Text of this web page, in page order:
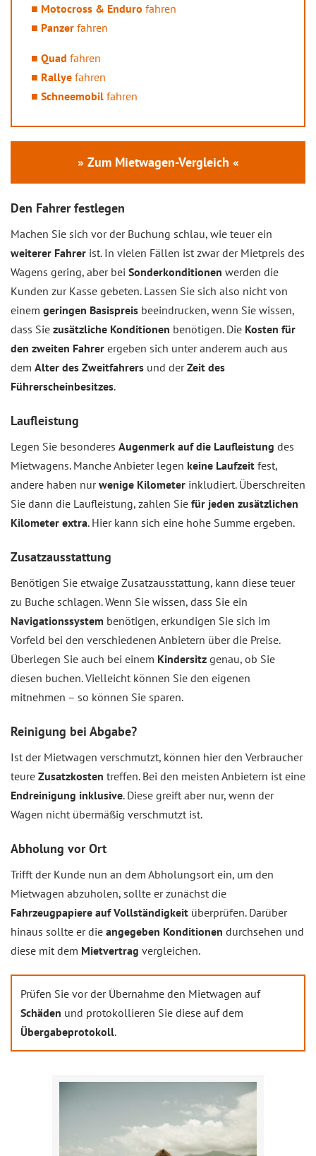
Motocross & Enduro fahren
Panzer fahren
Quad fahren
Rallye fahren
Schneemobil fahren
» Zum Mietwagen-Vergleich «
Den Fahrer festlegen
Machen Sie sich vor der Buchung schlau, wie teuer ein
weiterer Fahrer ist. In vielen Fällen ist zwar der Mietpreis des
Wagens gering, aber bei Sonderkonditionen werden die
Kunden zur Kasse gebeten. Lassen Sie sich also nicht von
einem geringen Basispreis beeindrucken, wenn Sie wissen,
dass Sie zusätzliche Konditionen benötigen. Die Kosten für
den zweiten Fahrer ergeben sich unter anderem auch aus
dem Alter des Zweitfahrers und derZeit des
Führerscheinbesitzes.
Laufleistung
Legen Sie besonderes Augenmerk auf die Laufleistung des
Mietwagens. Manche Anbieter legen keine Laufzeit fest,
andere haben nurwenige Kilometer inkludiert. Überschreiten
Sie dann die Laufleistung, zahlen Sie für jeden zusätzlichen
Kilometer extra. Hier kann sich eine hohe Summe ergeben.
Zusatzausstattung
Benötigen Sie etwaige Zusatzausstattung, kann diese teuer
zu Buche schlagen. Wenn Sie wissen, dass Sie ein
Navigationssystem benötigen, erkundigen Sie sich im
Vorfeld bei den verschiedenen Anbietern über die Preise.
Überlegen Sie auch bei einem Kindersitz genau, ob Sie
diesen buchen. Vielleicht können Sie den eigenen
mitnehmen – so können Sie sparen.
Reinigung bei Abgabe?
Ist der Mietwagen verschmutzt, können hier den Verbraucher
teure Zusatzkosten treffen. Bei den meisten Anbietern ist eine
Endreinigung inklusive. Diese greift aber nur, wenn der
Wagen nicht übermäßig verschmutzt ist.
Abholung vor Ort
Trifft der Kunde nun an dem Abholungsort ein, um den
Mietwagen abzuholen, sollte er zunächst die
Fahrzeugpapiere auf Vollständigkeit überprüfen. Darüber
hinaus sollte er die angegeben Konditionen durchsehen und
diese mit dem Mietvertrag vergleichen.
Prüfen Sie vor der Übernahme den Mietwagen auf
Schäden und protokollieren Sie diese auf dem
Übergabeprotokoll.